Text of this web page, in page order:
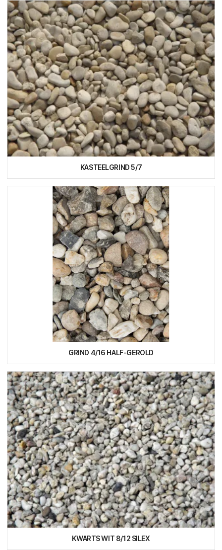
KASTEELGRIND 5/7
GRIND 4/16 HALF-GEROLD
KWARTS WIT 8/12 SILEX